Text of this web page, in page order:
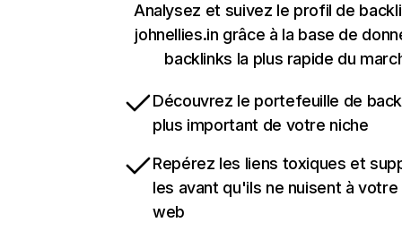
Analysez et suivez le profil de
johnellies.in grâce à la base de
backlinks la plus rapide du
Découvrez le portefeuille de
plus important de votre niche
Repérez les liens toxiques et
les avant qu'ils ne nuisent à
web